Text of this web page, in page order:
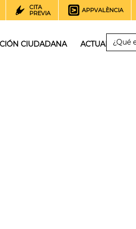
CITA
PREVIA
APPVALÈNCIA
CIUDADANA ACTUALIDAD